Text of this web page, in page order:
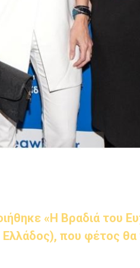
«Η Βραδιά του
που φέτος θα